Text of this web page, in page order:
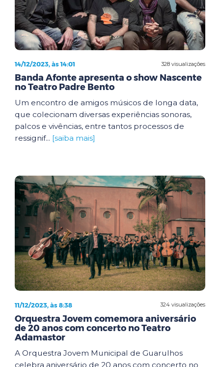
328 visualizações
14/12/2023, às 14:01
Banda Afonte apresenta o show Nascente
no Teatro Padre Bento
Um encontro de amigos músicos de longa data,
que colecionam diversas experiências sonoras,
palcos e vivências, entre tantos processos de
ressignif... [saiba mais]
324 visualizações
11/12/2023, às 8:38
Orquestra Jovem comemora aniversário
de 20 anos com concerto no Teatro
Adamastor
A Orquestra Jovem Municipal de Guarulhos
celebra aniversário de 20 anos com concerto no